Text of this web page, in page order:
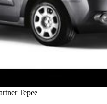
Tepee